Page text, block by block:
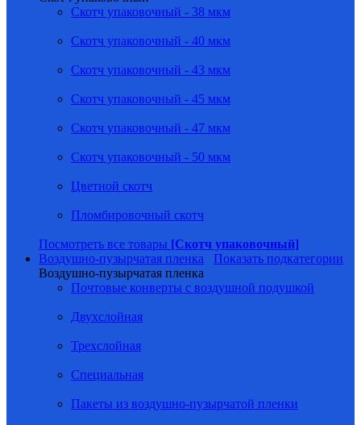
Скотч упаковочный - 38 мкм
Скотч упаковочный - 40 мкм
Скотч упаковочный - 43 мкм
Скотч упаковочный - 45 мкм
Скотч упаковочный - 47 мкм
Скотч упаковочный - 50 мкм
Цветной скотч
Пломбировочный скотч
Посмотреть все товары [Скотч упаковочный]
Воздушно-пузырчатая пленка
Показать подкатегории
Воздушно-пузырчатая пленка
Почтовые конверты с воздушной подушкой
Двухслойная
Трехслойная
Специальная
Пакеты из воздушно-пузырчатой пленки